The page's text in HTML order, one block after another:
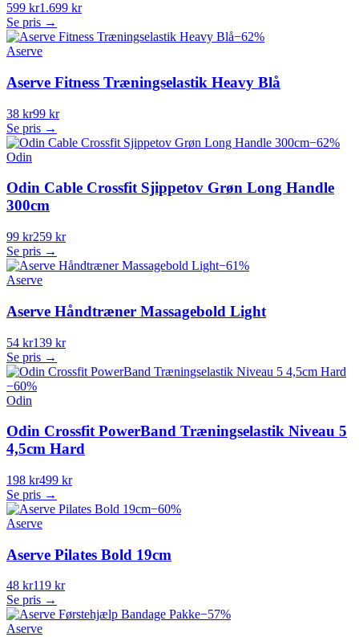
599 kr1.699 kr
Se pris →
−62%
Aserve
Aserve Fitness Træningselastik Heavy Blå
38 kr99 kr
Se pris →
−62%
Odin
Odin Cable Crossfit Sjippetov Grøn Long Handle
300cm
99 kr259 kr
Se pris →
−61%
Aserve
Aserve Håndtræner Massagebold Light
54 kr139 kr
Se pris →
−60%
Odin
Odin Crossfit PowerBand Træningselastik Niveau 5
4,5cm Hard
198 kr499 kr
Se pris →
−60%
Aserve
Aserve Pilates Bold 19cm
48 kr119 kr
Se pris →
−57%
Aserve